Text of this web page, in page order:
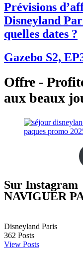
Prévisions
Disneyland
quelles dates ?
Gazebo S2,
Offre -
aux beaux
Sur Instagram
NAVIGUER
Disneyland Paris
362 Posts
View Posts